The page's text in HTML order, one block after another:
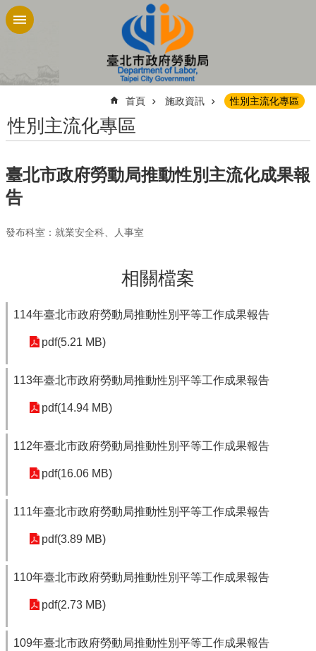
跳到主要內容區塊
首頁 施政資訊 性別主流化專區
性別主流化專區
臺北市政府勞動局推動性別主流化成果報
告
發布科室：就業安全科、人事室
相關檔案
114年臺北市政府勞動局推動性別平等工作成果報告
pdf(5.21 MB)
113年臺北市政府勞動局推動性別平等工作成果報告
pdf(14.94 MB)
112年臺北市政府勞動局推動性別平等工作成果報告
pdf(16.06 MB)
111年臺北市政府勞動局推動性別平等工作成果報告
pdf(3.89 MB)
110年臺北市政府勞動局推動性別平等工作成果報告
pdf(2.73 MB)
109年臺北市政府勞動局推動性別平等工作成果報告